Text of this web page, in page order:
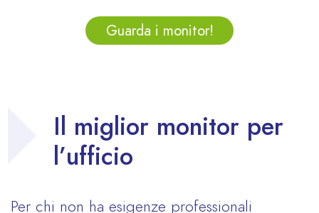
Guarda i monitor!
Il miglior monitor per
l’ufficio
Per chi non ha esigenze professionali